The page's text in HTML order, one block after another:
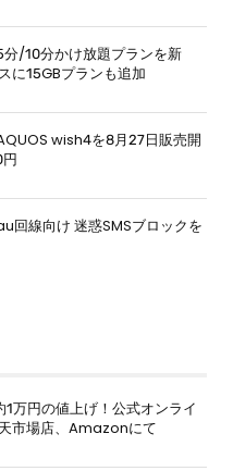
/10分かけ放題プランを新
に15GBプランも追加
wish4を8月27日販売開
回線向け 迷惑SMSブロックを
万円の値上げ！公式オンライ
市場店、Amazonにて